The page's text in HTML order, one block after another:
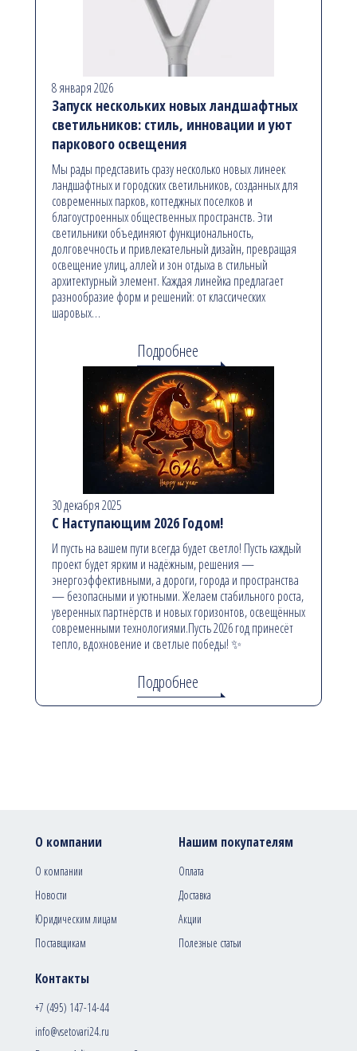
8 января 2026
Запуск нескольких новых ландшафтных
светильников: стиль, инновации и уют
паркового освещения
Мы рады представить сразу несколько новых линеек
ландшафтных и городских светильников, созданных для
современных парков, коттеджных поселков и
благоустроенных общественных пространств. Эти
светильники объединяют функциональность,
долговечность и привлекательный дизайн, превращая
освещение улиц, аллей и зон отдыха в стильный
архитектурный элемент. Каждая линейка предлагает
разнообразие форм и решений: от классических
шаровых…
Подробнее
30 декабря 2025
С Наступающим 2026 Годом!
И пусть на вашем пути всегда будет светло! Пусть каждый
проект будет ярким и надёжным, решения —
энергоэффективными, а дороги, города и пространства
— безопасными и уютными. Желаем стабильного роста,
уверенных партнёрств и новых горизонтов, освещённых
современными технологиями.Пусть 2026 год принесёт
тепло, вдохновение и светлые победы! ✨
Подробнее
Контакты
+7 (495) 147-14-44
info@vsetovari24.ru
О компании
О компании
Новости
Юридическим лицам
Поставщикам
Нашим покупателям
Оплата
Доставка
Акции
Полезные статьи